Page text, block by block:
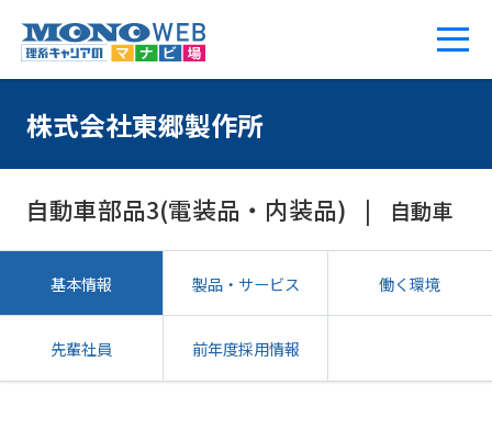
株式会社東郷製作所
自動車部品3(電装品・内装品) 自動車
基本情報 製品・サービス 働く環境
先輩社員 前年度採用情報